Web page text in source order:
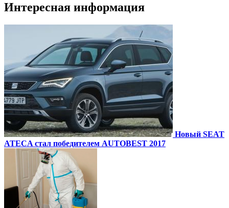
Интересная информация
Новый SEAT
ATECA стал победителем AUTOBEST 2017